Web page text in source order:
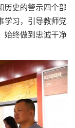
历史的警示四个部
学习，引导教师党
始终做到忠诚干净